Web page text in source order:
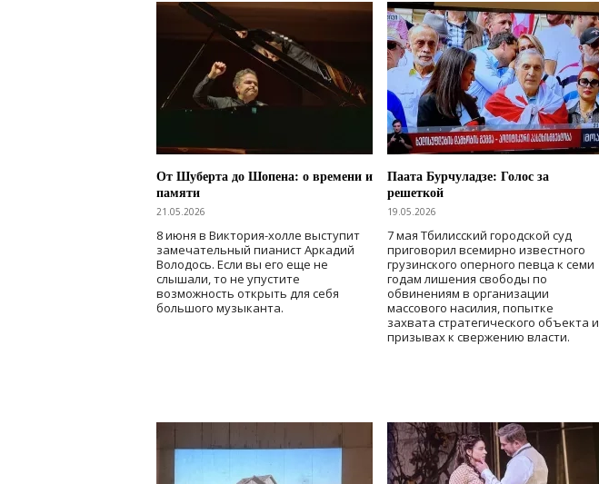
От Шуберта до Шопена: о времени и
памяти
21.05.2026
8 июня в Виктория-холле выступит
замечательный пианист Аркадий
Володось. Если вы его еще не
слышали, то не упустите
возможность открыть для себя
большого музыканта.
Паата Бурчуладзе: Голос за
решеткой
19.05.2026
7 мая Тбилисский городской суд
приговорил всемирно известного
грузинского оперного певца к семи
годам лишения свободы по
обвинениям в организации
массового насилия, попытке
захвата стратегического объекта и
призывах к свержению власти.